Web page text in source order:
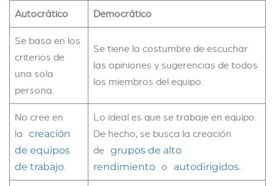
Autocrático Democrático
Se basa en los
criterios de
una sola
persona.
Se tiene la costumbre de escuchar
las opiniones y sugerencias de todos
los miembros del equipo.
No cree en
la creación
de equipos
de trabajo
Lo ideal es que se trabaje en equipo.
De hecho, se busca la creación
de grupos de alto
rendimiento o autodirigidos.